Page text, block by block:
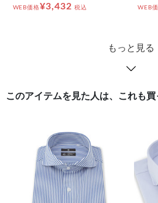
WEB価格¥3,432 税込 WEB
もっと見る
このアイテムを見た人は、これも